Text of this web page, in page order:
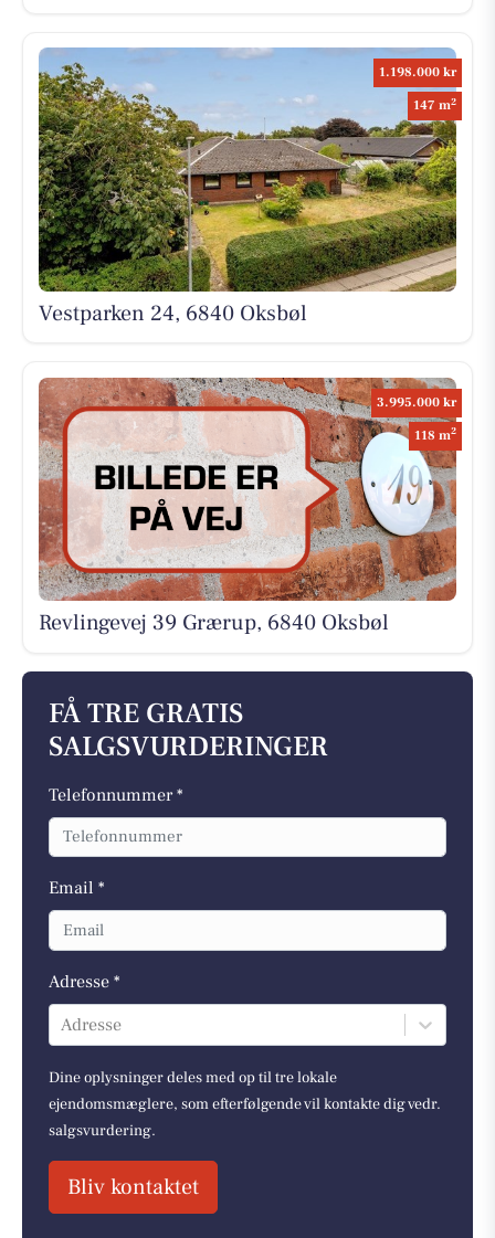
1.198.000 kr
147 m2
Vestparken 24, 6840 Oksbøl
3.995.000 kr
118 m2
Revlingevej 39 Grærup, 6840 Oksbøl
FÅ TRE GRATIS
SALGSVURDERINGER
Telefonnummer *
Email *
Adresse *
Adresse
Dine oplysninger deles med op til tre lokale
ejendomsmæglere, som efterfølgende vil kontakte dig vedr.
salgsvurdering.
Bliv kontaktet